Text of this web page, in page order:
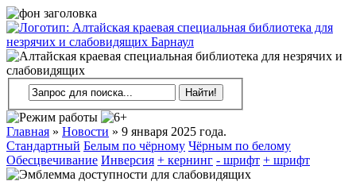
Главная » Новости » 9 января 2025 года.
Стандартный Белым по чёрному Чёрным по белому
Обесцвечивание Инверсия + кернинг - шрифт + шрифт